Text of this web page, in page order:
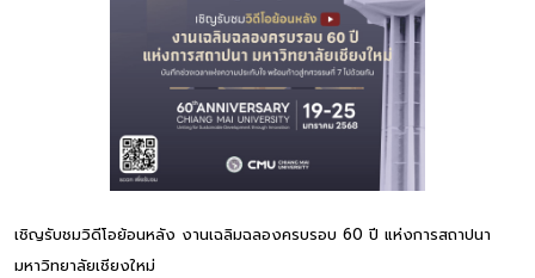
เชิญรับชมวิดีโอย้อนหลัง งานเฉลิมฉลองครบรอบ 60 ปี แห่งการสถาปนา
มหาวิทยาลัยเชียงใหม่